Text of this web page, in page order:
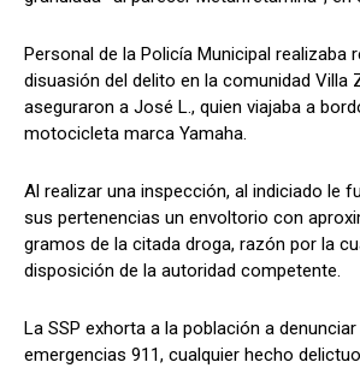
Personal de la Policía Municipal realizaba
disuasión del delito en la comunidad Villa
aseguraron a José L., quien viajaba a
motocicleta marca Yamaha.
Al realizar una inspección, al indiciado le
sus pertenencias un envoltorio con
gramos de la citada droga, razón por la
disposición de la autoridad competente.
La SSP exhorta a la población a denunciar
emergencias 911, cualquier hecho